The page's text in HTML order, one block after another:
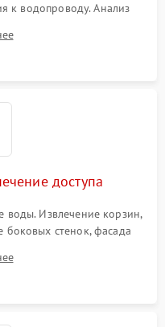
к водопроводу. Анализ
нагрева, вращения
системы защиты
доступа
воды. Извлечение корзин,
боковых стенок, фасада
и сливной помпе.